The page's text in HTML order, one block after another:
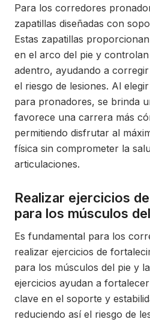
Para los corredores
zapatillas diseñadas con
Estas zapatillas
en el arco del pie y
adentro, ayudando a
el riesgo de lesiones. Al
para pronadores, se brinda
favorece una carrera más
permitiendo disfrutar al
física sin comprometer la
articulaciones.
Realizar ejercicios
para los músculos
Es fundamental para los
realizar ejercicios de
para los músculos del pie y
ejercicios ayudan a
clave en el soporte y
reduciendo así el riesgo de